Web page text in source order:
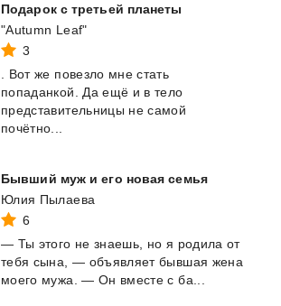
Подарок с третьей планеты
"Autumn Leaf"
3
. Вот же повезло мне стать
попаданкой. Да ещё и в тело
представительницы не самой
почётно...
Бывший муж и его новая семья
Юлия Пылаева
6
— Ты этого не знаешь, но я родила от
тебя сына, — объявляет бывшая жена
моего мужа. — Он вместе с ба...